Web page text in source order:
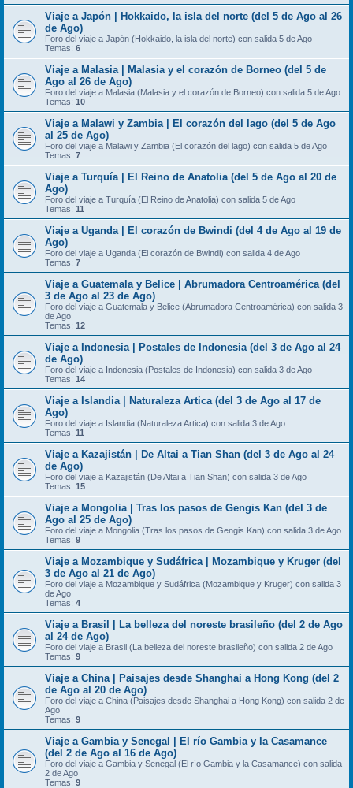
Viaje a Japón | Hokkaido, la isla del norte (del 5 de Ago al 26
de Ago)
Foro del viaje a Japón (Hokkaido, la isla del norte) con salida 5 de Ago
Temas: 6
Viaje a Malasia | Malasia y el corazón de Borneo (del 5 de
Ago al 26 de Ago)
Foro del viaje a Malasia (Malasia y el corazón de Borneo) con salida 5 de Ago
Temas: 10
Viaje a Malawi y Zambia | El corazón del lago (del 5 de Ago
al 25 de Ago)
Foro del viaje a Malawi y Zambia (El corazón del lago) con salida 5 de Ago
Temas: 7
Viaje a Turquía | El Reino de Anatolia (del 5 de Ago al 20 de
Ago)
Foro del viaje a Turquía (El Reino de Anatolia) con salida 5 de Ago
Temas: 11
Viaje a Uganda | El corazón de Bwindi (del 4 de Ago al 19 de
Ago)
Foro del viaje a Uganda (El corazón de Bwindi) con salida 4 de Ago
Temas: 7
Viaje a Guatemala y Belice | Abrumadora Centroamérica (del
3 de Ago al 23 de Ago)
Foro del viaje a Guatemala y Belice (Abrumadora Centroamérica) con salida 3
de Ago
Temas: 12
Viaje a Indonesia | Postales de Indonesia (del 3 de Ago al 24
de Ago)
Foro del viaje a Indonesia (Postales de Indonesia) con salida 3 de Ago
Temas: 14
Viaje a Islandia | Naturaleza Artica (del 3 de Ago al 17 de
Ago)
Foro del viaje a Islandia (Naturaleza Artica) con salida 3 de Ago
Temas: 11
Viaje a Kazajistán | De Altai a Tian Shan (del 3 de Ago al 24
de Ago)
Foro del viaje a Kazajistán (De Altai a Tian Shan) con salida 3 de Ago
Temas: 15
Viaje a Mongolia | Tras los pasos de Gengis Kan (del 3 de
Ago al 25 de Ago)
Foro del viaje a Mongolia (Tras los pasos de Gengis Kan) con salida 3 de Ago
Temas: 9
Viaje a Mozambique y Sudáfrica | Mozambique y Kruger (del
3 de Ago al 21 de Ago)
Foro del viaje a Mozambique y Sudáfrica (Mozambique y Kruger) con salida 3
de Ago
Temas: 4
Viaje a Brasil | La belleza del noreste brasileño (del 2 de Ago
al 24 de Ago)
Foro del viaje a Brasil (La belleza del noreste brasileño) con salida 2 de Ago
Temas: 9
Viaje a China | Paisajes desde Shanghai a Hong Kong (del 2
de Ago al 20 de Ago)
Foro del viaje a China (Paisajes desde Shanghai a Hong Kong) con salida 2 de
Ago
Temas: 9
Viaje a Gambia y Senegal | El río Gambia y la Casamance
(del 2 de Ago al 16 de Ago)
Foro del viaje a Gambia y Senegal (El río Gambia y la Casamance) con salida
2 de Ago
Temas: 9